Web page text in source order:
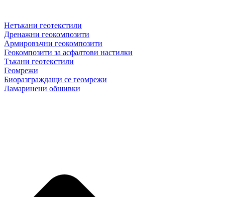
Нетъкани геотекстили
Дренажни геокомпозити
Армировъчни геокомпозити
Геокомпозити за асфалтови настилки
Тъкани геотекстили
Геомрежи
Биоразграждащи се геомрежи
Ламаринени обшивки